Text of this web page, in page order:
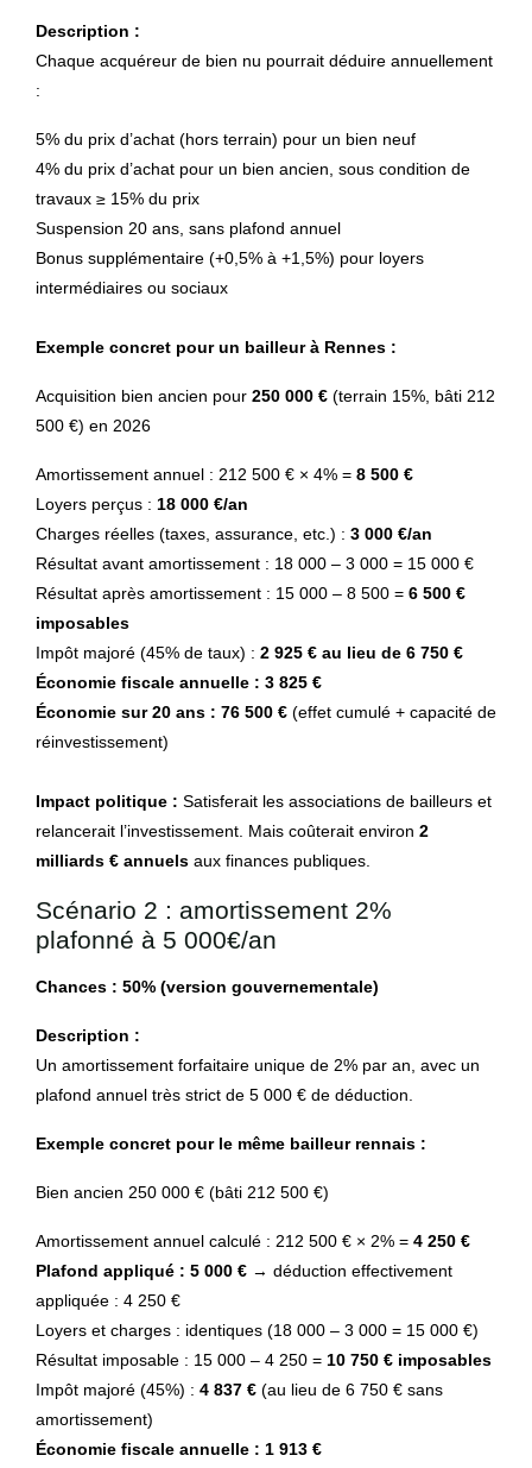
Description :
Chaque acquéreur de bien nu pourrait déduire annuellement
:
5% du prix d’achat (hors terrain) pour un bien neuf
4% du prix d’achat pour un bien ancien, sous condition de
travaux ≥ 15% du prix
Suspension 20 ans, sans plafond annuel
Bonus supplémentaire (+0,5% à +1,5%) pour loyers
intermédiaires ou sociaux
Exemple concret pour un bailleur à Rennes :
Acquisition bien ancien pour 250 000 € (terrain 15%, bâti 212
500 €) en 2026
Amortissement annuel : 212 500 € × 4% = 8 500 €
Loyers perçus : 18 000 €/an
Charges réelles (taxes, assurance, etc.) : 3 000 €/an
Résultat avant amortissement : 18 000 – 3 000 = 15 000 €
Résultat après amortissement : 15 000 – 8 500 = 6 500 €
imposables
Impôt majoré (45% de taux) : 2 925 € au lieu de 6 750 €
Économie fiscale annuelle : 3 825 €
Économie sur 20 ans : 76 500 € (effet cumulé + capacité de
réinvestissement)
Impact politique : Satisferait les associations de bailleurs et
relancerait l’investissement. Mais coûterait environ 2
milliards € annuels aux finances publiques.
Scénario 2 : amortissement 2%
plafonné à 5 000€/an
Chances : 50% (version gouvernementale)
Description :
Un amortissement forfaitaire unique de 2% par an, avec un
plafond annuel très strict de 5 000 € de déduction.
Exemple concret pour le même bailleur rennais :
Bien ancien 250 000 € (bâti 212 500 €)
Amortissement annuel calculé : 212 500 € × 2% = 4 250 €
Plafond appliqué : 5 000 € → déduction effectivement
appliquée : 4 250 €
Loyers et charges : identiques (18 000 – 3 000 = 15 000 €)
Résultat imposable : 15 000 – 4 250 = 10 750 € imposables
Impôt majoré (45%) : 4 837 € (au lieu de 6 750 € sans
amortissement)
Économie fiscale annuelle : 1 913 €